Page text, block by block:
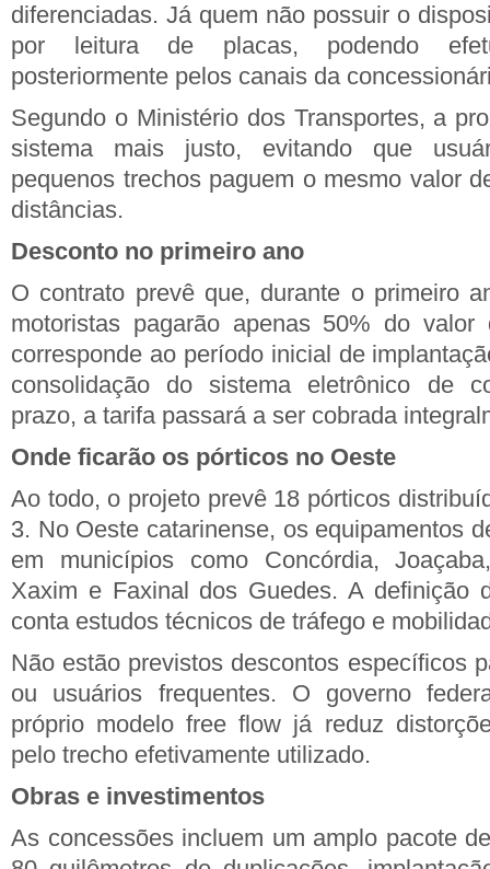
diferenciadas. Já quem não possuir o
por leitura de placas, podendo
posteriormente pelos canais da
Segundo o Ministério dos Transportes, a
sistema mais justo, evitando que
pequenos trechos paguem o mesmo valor
distâncias.
Desconto no primeiro ano
O contrato prevê que, durante o primeiro
motoristas pagarão apenas 50% do
corresponde ao período inicial de
consolidação do sistema eletrônico de
prazo, a tarifa passará a ser cobrada
Onde ficarão os pórticos no Oeste
Ao todo, o projeto prevê 18 pórticos
3. No Oeste catarinense, os equipamentos
em municípios como Concórdia,
Xaxim e Faxinal dos Guedes. A definição
conta estudos técnicos de tráfego e
Não estão previstos descontos específicos
ou usuários frequentes. O governo
próprio modelo free flow já reduz
pelo trecho efetivamente utilizado.
Obras e investimentos
As concessões incluem um amplo pacote